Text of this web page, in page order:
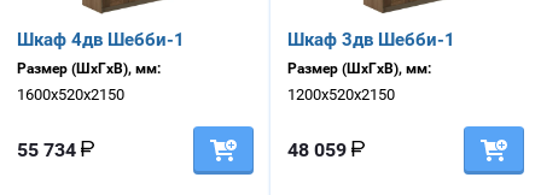
Шкаф 4дв Шебби-1
Размер (ШхГхВ), мм:
1600х520х2150
55 734
Шкаф 3дв Шебби-1
Размер (ШхГхВ), мм:
1200х520х2150
48 059